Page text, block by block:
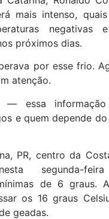
mais intenso,
negativas
próximos dias.
por esse frio.
atenção.
— essa
e quem depende
PR, centro da
segunda-
de 6 graus.
os 16 graus
geadas.